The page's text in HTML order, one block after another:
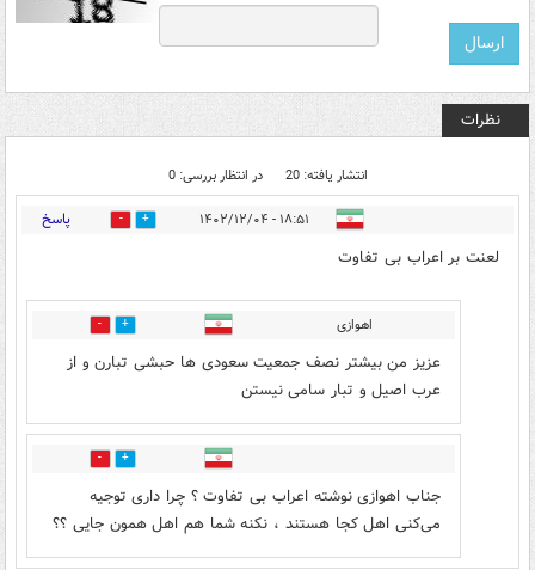
نظرات
انتشار یافته: 20 در انتظار بررسی: 0
۱۸:۵۱ - ۱۴۰۲/۱۲/۰۴ 13 پاسخ
لعنت بر اعراب بی تفاوت
اهوازی 2
عزیز من بیشتر نصف جمعیت سعودی ها حبشی تبارن و از
عرب اصیل و تبار سامی نیستن
2
جناب اهوازی نوشته اعراب بی تفاوت ؟ چرا داری توجیه
می‌کنی اهل کجا هستند ، نکنه شما هم اهل همون جایی ؟؟